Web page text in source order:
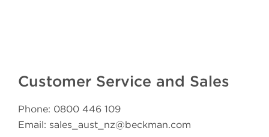
Customer Service and Sales
Phone: 0800 446 109
Email: sales_aust_nz@beckman.com